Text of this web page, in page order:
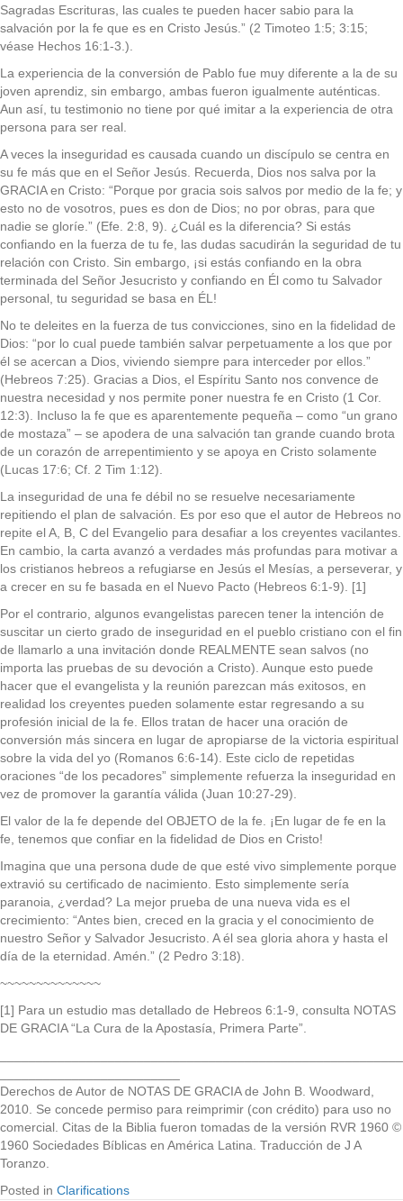
Sagradas Escrituras, las cuales te pueden hacer sabio para la
salvación por la fe que es en Cristo Jesús.” (2 Timoteo 1:5; 3:15;
véase Hechos 16:1-3.).
La experiencia de la conversión de Pablo fue muy diferente a la de su
joven aprendiz, sin embargo, ambas fueron igualmente auténticas.
Aun así, tu testimonio no tiene por qué imitar a la experiencia de otra
persona para ser real.
A veces la inseguridad es causada cuando un discípulo se centra en
su fe más que en el Señor Jesús. Recuerda, Dios nos salva por la
GRACIA en Cristo: “Porque por gracia sois salvos por medio de la fe; y
esto no de vosotros, pues es don de Dios; no por obras, para que
nadie se gloríe.” (Efe. 2:8, 9). ¿Cuál es la diferencia? Si estás
confiando en la fuerza de tu fe, las dudas sacudirán la seguridad de tu
relación con Cristo. Sin embargo, ¡si estás confiando en la obra
terminada del Señor Jesucristo y confiando en Él como tu Salvador
personal, tu seguridad se basa en ÉL!
No te deleites en la fuerza de tus convicciones, sino en la fidelidad de
Dios: “por lo cual puede también salvar perpetuamente a los que por
él se acercan a Dios, viviendo siempre para interceder por ellos.”
(Hebreos 7:25). Gracias a Dios, el Espíritu Santo nos convence de
nuestra necesidad y nos permite poner nuestra fe en Cristo (1 Cor.
12:3). Incluso la fe que es aparentemente pequeña – como “un grano
de mostaza” – se apodera de una salvación tan grande cuando brota
de un corazón de arrepentimiento y se apoya en Cristo solamente
(Lucas 17:6; Cf. 2 Tim 1:12).
La inseguridad de una fe débil no se resuelve necesariamente
repitiendo el plan de salvación. Es por eso que el autor de Hebreos no
repite el A, B, C del Evangelio para desafiar a los creyentes vacilantes.
En cambio, la carta avanzó a verdades más profundas para motivar a
los cristianos hebreos a refugiarse en Jesús el Mesías, a perseverar, y
a crecer en su fe basada en el Nuevo Pacto (Hebreos 6:1-9). [1]
Por el contrario, algunos evangelistas parecen tener la intención de
suscitar un cierto grado de inseguridad en el pueblo cristiano con el fin
de llamarlo a una invitación donde REALMENTE sean salvos (no
importa las pruebas de su devoción a Cristo). Aunque esto puede
hacer que el evangelista y la reunión parezcan más exitosos, en
realidad los creyentes pueden solamente estar regresando a su
profesión inicial de la fe. Ellos tratan de hacer una oración de
conversión más sincera en lugar de apropiarse de la victoria espiritual
sobre la vida del yo (Romanos 6:6-14). Este ciclo de repetidas
oraciones “de los pecadores” simplemente refuerza la inseguridad en
vez de promover la garantía válida (Juan 10:27-29).
El valor de la fe depende del OBJETO de la fe. ¡En lugar de fe en la
fe, tenemos que confiar en la fidelidad de Dios en Cristo!
Imagina que una persona dude de que esté vivo simplemente porque
extravió su certificado de nacimiento. Esto simplemente sería
paranoia, ¿verdad? La mejor prueba de una nueva vida es el
crecimiento: “Antes bien, creced en la gracia y el conocimiento de
nuestro Señor y Salvador Jesucristo. A él sea gloria ahora y hasta el
día de la eternidad. Amén.” (2 Pedro 3:18).
~~~~~~~~~~~~~~
[1] Para un estudio mas detallado de Hebreos 6:1-9, consulta NOTAS
DE GRACIA “La Cura de la Apostasía, Primera Parte”.
Derechos de Autor de NOTAS DE GRACIA de John B. Woodward,
2010. Se concede permiso para reimprimir (con crédito) para uso no
comercial. Citas de la Biblia fueron tomadas de la versión RVR 1960 ©
1960 Sociedades Bíblicas en América Latina. Traducción de J A
Toranzo.
Posted in Clarifications